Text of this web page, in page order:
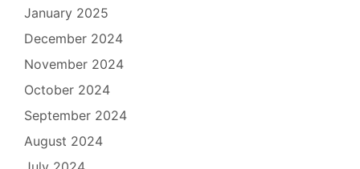
January 2025
December 2024
November 2024
October 2024
September 2024
August 2024